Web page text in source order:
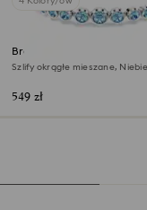
Bransoletka Imber
Szlify okrągłe mieszane,
549 zł